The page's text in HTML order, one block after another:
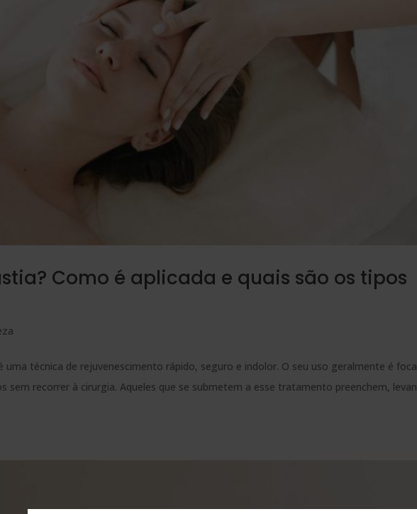
Como é aplicada e quais são os tipos
uma técnica de rejuvenescimento rápido, seguro e indolor. O seu uso geralmente é
sem recorrer à cirurgia. Aqueles que se submetem a esse tratamento preenchem,